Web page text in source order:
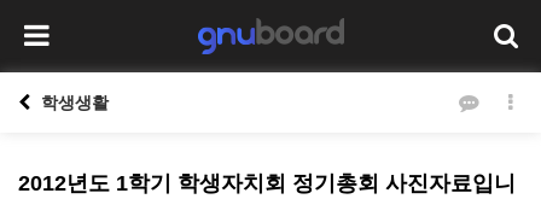
학생생활
2012년도 1학기 학생자치회 정기총회 사진자료입니